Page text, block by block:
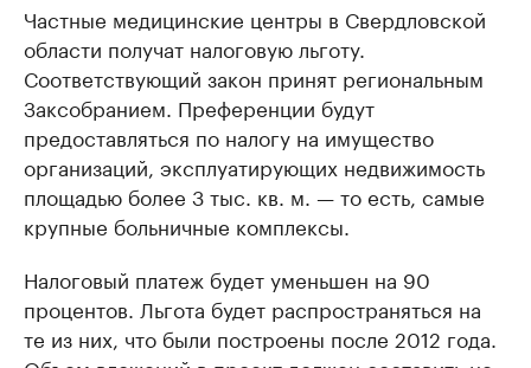
Частные медицинские центры в Свердловской
области получат налоговую льготу.
Соответствующий закон принят региональным
Заксобранием. Преференции будут
предоставляться по налогу на имущество
организаций, эксплуатирующих недвижимость
площадью более 3 тыс. кв. м. — то есть, самые
крупные больничные комплексы.
Налоговый платеж будет уменьшен на 90
процентов. Льгота будет распространяться на
те из них, что были построены после 2012 года.